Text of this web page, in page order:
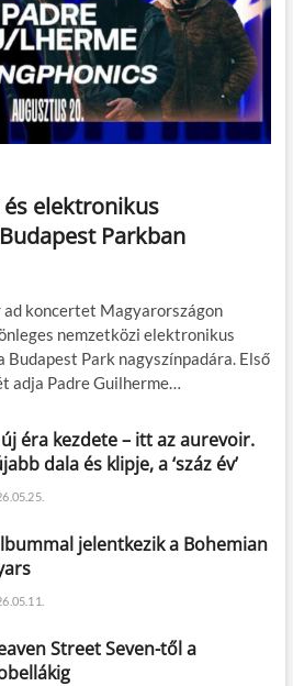
elektronikus
Parkban
ad koncertet Magyarországon
nemzetközi elektronikus
Budapest Park nagyszínpadára. Első
adja Padre Guilherme…
új éra kezdete – itt az aurevoir.
dala és klipje, a ‘száz év’
jelentkezik a Bohemian
Street Seven-től a